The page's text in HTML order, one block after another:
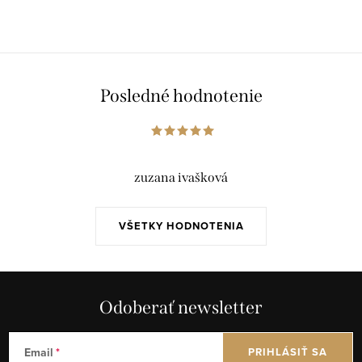
Posledné hodnotenie
VŠETKY HODNOTENIA
zuzana ivašková
Odoberať newsletter
Email PRIHLÁSIŤ SA